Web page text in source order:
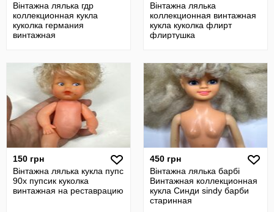
Вінтажна лялька гдр
коллекционная кукла
куколка германия
винтажная
Вінтажна лялька
коллекционная винтажная
кукла куколка флирт
флиртушка
150 грн
Вінтажна лялька кукла пупс
90х пупсик куколка
винтажная на реставрацию
450 грн
Вінтажна лялька барбі
Винтажная коллекционная
кукла Синди sindy барби
старинная